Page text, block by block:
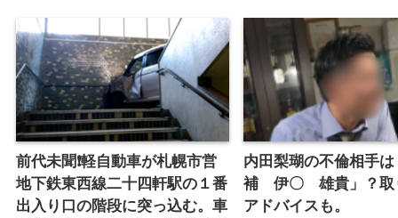
前代未聞❗️軽自動車が札幌市営
地下鉄東西線二十四軒駅の１番
出入り口の階段に突っ込む。車
内田梨瑚の不倫相手
補 伊〇 雄貴」？取
アドバイスも。